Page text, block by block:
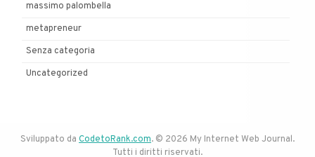
massimo palombella
metapreneur
Senza categoria
Uncategorized
Sviluppato da CodetoRank.com. © 2026 My Internet Web Journal.
Tutti i diritti riservati.